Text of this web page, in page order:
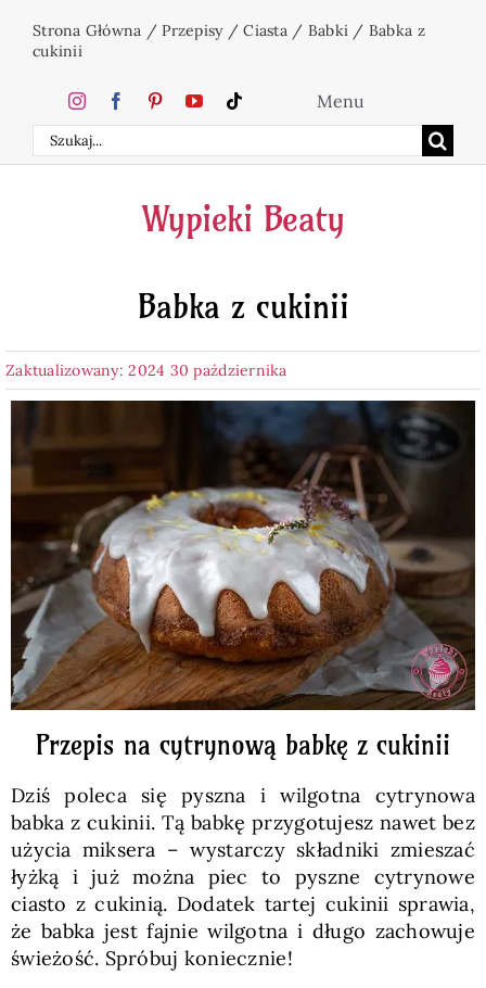
Strona Główna /Przepisy/Ciasta/ Babki / Babka z
cukinii
Szukaj
Menu
Home
Ciasta
Desery
Napoje
Pieczywo
Przetwory
Posiłki
Zdrowo i fit
Kuchnie świata
SKLEP
Polski
Wypieki Beaty
Babka z cukinii
Zaktualizowany: 2024 30 października
Przepis na cytrynową babkę z cukinii
Dziś poleca się pyszna i wilgotna cytrynowa
babka z cukinii. Tą babkę przygotujesz nawet bez
użycia miksera – wystarczy składniki zmieszać
łyżką i już można piec to pyszne cytrynowe
ciasto z cukinią. Dodatek tartej cukinii sprawia,
że babka jest fajnie wilgotna i długo zachowuje
świeżość. Spróbuj koniecznie!